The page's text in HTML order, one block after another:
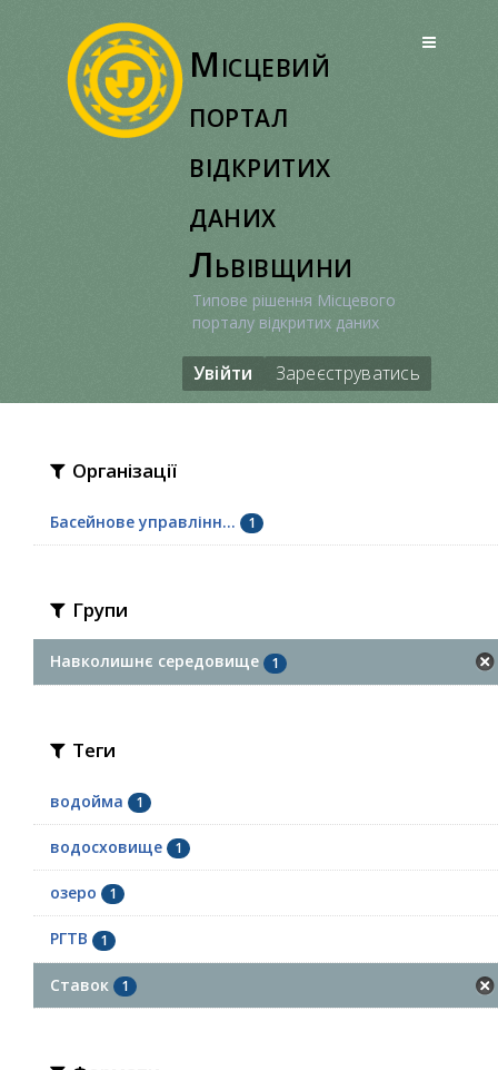
Місцевий
портал
відкритих
даних
Львівщини
Типове рішення Місцевого
порталу відкритих даних
Увійти Зареєструватись
Організації
Басейнове управлінн... 1
Групи
Навколишнє середовище 1
Теги
водойма 1
водосховище 1
озеро 1
РГТВ 1
Ставок 1